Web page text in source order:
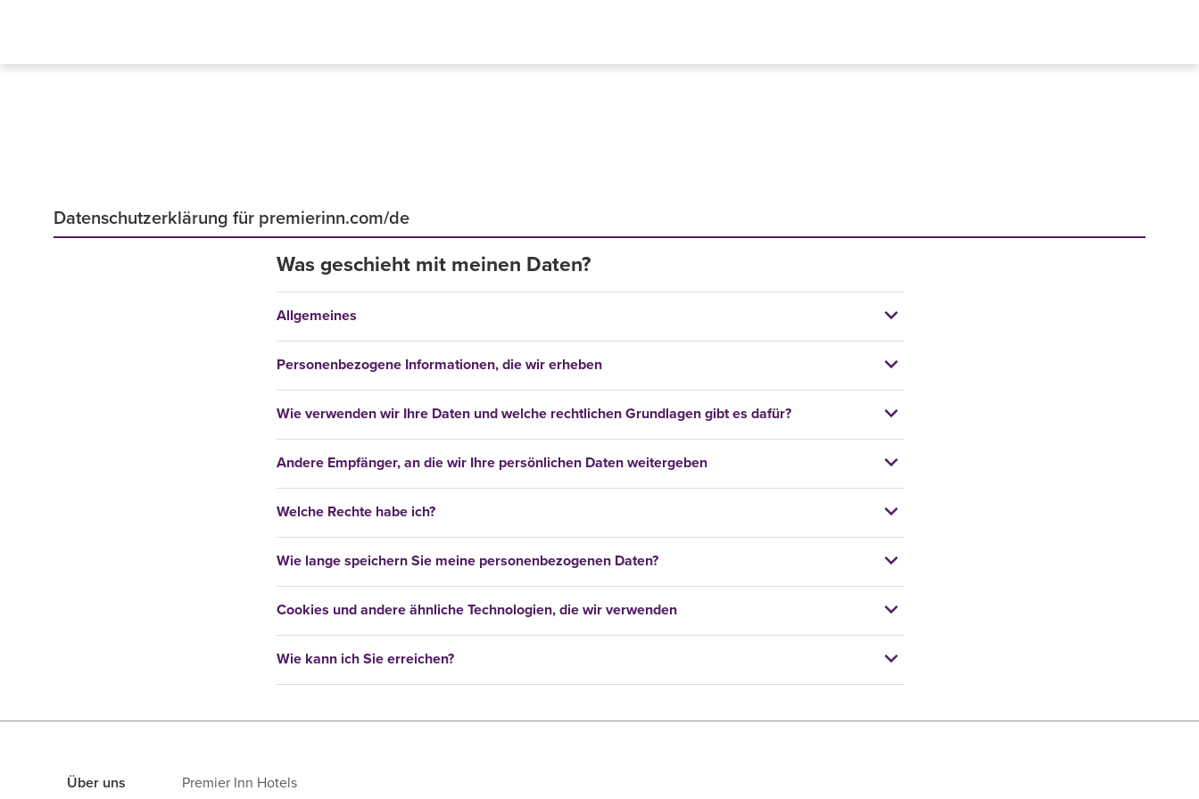
Datenschutzerklärung für premierinn.com/de
Was geschieht mit meinen Daten?
Allgemeines
Personenbezogene Informationen, die wir erheben
Wie verwenden wir Ihre Daten und welche rechtlichen Grundlagen gibt es dafür?
Andere Empfänger, an die wir Ihre persönlichen Daten weitergeben
Welche Rechte habe ich?
Wie lange speichern Sie meine personenbezogenen Daten?
Cookies und andere ähnliche Technologien, die wir verwenden
Wie kann ich Sie erreichen?
Über uns Premier Inn Hotels